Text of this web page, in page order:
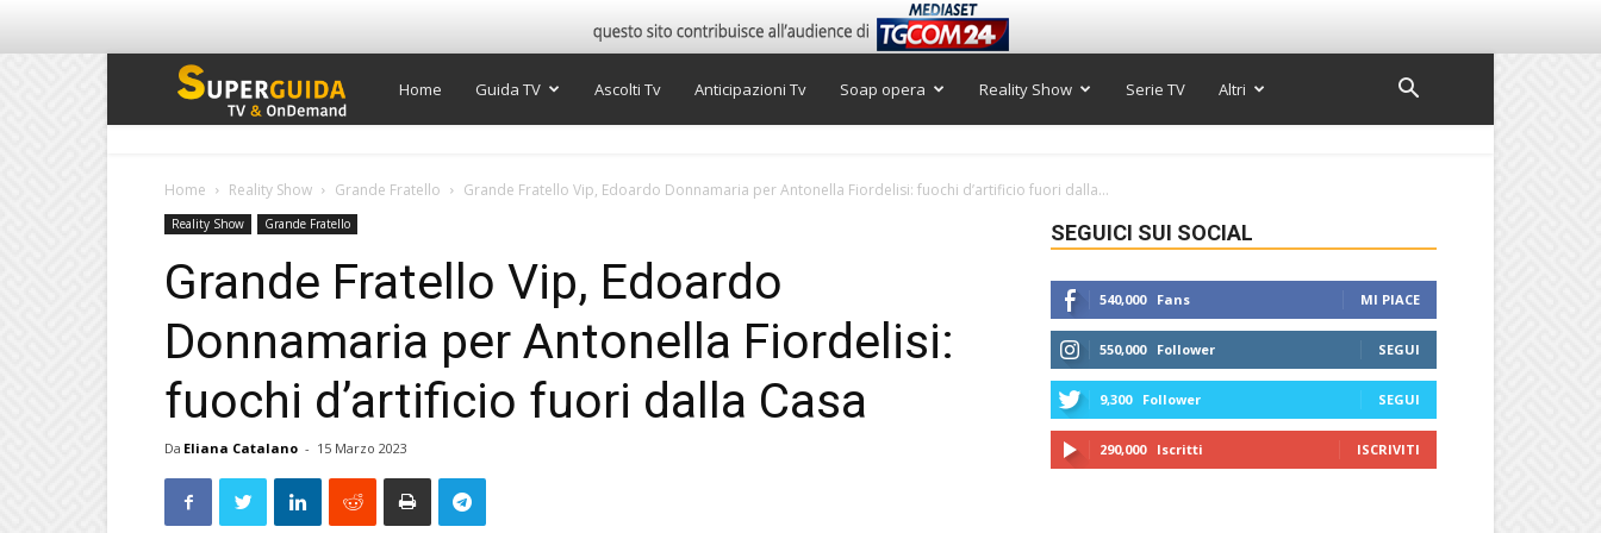
Super
Home Guida TV Ascolti Tv Anticipazioni Tv Soap opera Reality Show Serie TV Altri
Home Reality Show Grande Fratello Grande Fratello Vip, Edoardo Donnamaria per Antonella Fiordelisi: fuochi d’artificio fuori dalla...
Reality Show Grande Fratello
Grande Fratello Vip, Edoardo
Donnamaria per Antonella Fiordelisi:
fuochi d’artificio fuori dalla Casa
Da Eliana Catalano - 15 Marzo 2023
SEGUICI SUI SOCIAL
540,000 Fans MI PIACE
550,000 Follower SEGUI
9,300 Follower SEGUI
290,000 Iscritti ISCRIVITI